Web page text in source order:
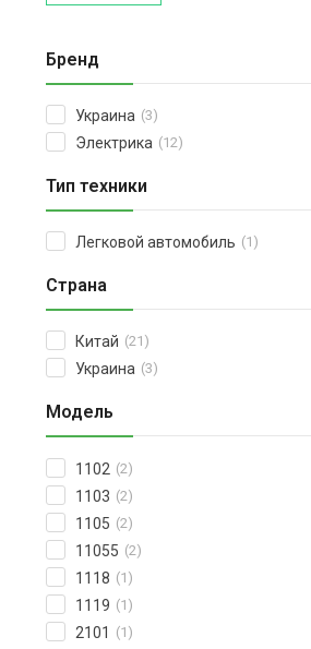
Бренд
Украина (3)
Электрика (12)
Тип техники
Легковой автомобиль (1)
Страна
Китай (21)
Украина (3)
Модель
1102 (2)
1103 (2)
1105 (2)
11055 (2)
1118 (1)
1119 (1)
2101 (1)